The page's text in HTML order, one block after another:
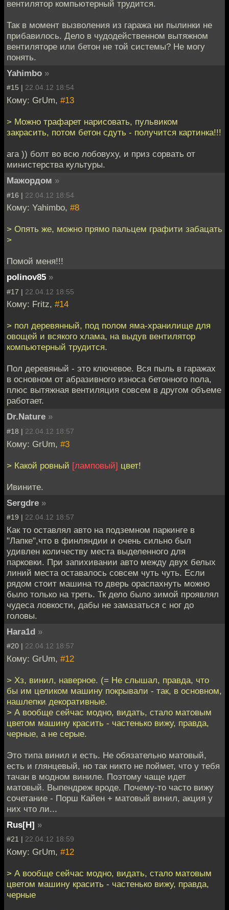
вентилятор компьютерный трудится.
Так в момент вызволения из гаража ни пылинки не
прибавилось. Дело в чудодейственном вытяжном
вентиляторе или бетон не той системы? Не могу
понять.
Yahimbo »
#15 | 22.04.12 18:54
Кому: GrUm, #13
> Можно трафарет нарисовать, пульвиком
закрасить, потом бетон сдуть - получится картинка!!!
ага )) болт во всю лобовуху, и приз сорвать от
министерства культуры.
Мажордом »
#16 | 22.04.12 18:54
Кому: Yahimbo, #8
> Опять же, можно прямо пальцем графити забацать
>
Помой меня!!!
polinov85 »
#17 | 22.04.12 18:55
Кому: Fritz, #14
> пол деревянный, под полом яма-хранилище для
овощей и всякого хлама, на выдув вентилятор
компьютерный трудится.
Пол деревяный - это ключевое. Вся пыль в гаражах
в основном от абразивного износа бетонного пола,
плюс вытяжная вентиляция совсем в другом объеме
работает.
Dr.Nature »
#18 | 22.04.12 18:57
Кому: GrUm, #3
> Какой ровный [ламповый] цвет!
Ивините.
Sergdre »
#19 | 22.04.12 18:57
Как то оставлял авто на подземном паркинге в
"Лапке",что в финляндии и очень сильно был
удивлен количеству места выделенного для
парковки. При запихивании авто между двух белых
линий места оставалось совсем чуть чуть. Если
рядом стоит машина то дверь ораспахнуть можно
было только на треть. Тк дело было зимой проявлял
чудеса ловкости, дабы не замазаться с ног до
головы.
Hara1d »
#20 | 22.04.12 18:57
Кому: GrUm, #12
> Хз, винил, наверное. (= Не слышал, правда, что
бы им целиком машину покрывали - так, в основном,
нашлепки декоративные.
> А вообще сейчас модно, видать, стало матовым
цветом машину красить - частенько вижу, правда,
черные, а не серые.
Это типа винил и есть. Не обязательно матовый,
есть и глянцевый, но так никто не поймет, что у тебя
тачан в модном виниле. Поэтому чаще идет
матовый. Выпендреж вроде. Почему-то часто вижу
сочетание - Порш Кайен + матовый винил, акция у
них что ли...
Rus[H] »
#21 | 22.04.12 18:59
Кому: GrUm, #12
> А вообще сейчас модно, видать, стало матовым
цветом машину красить - частенько вижу, правда,
черные